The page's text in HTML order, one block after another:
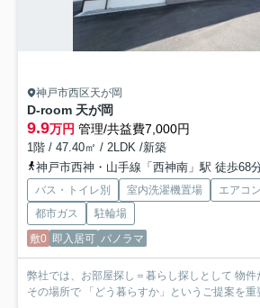
神戸市西区天が岡
D-room 天が岡
9.9万円 管理/共益費7,000円
1階 / 47.40㎡ / 2LDK /新築
神戸市西神・山手線「西神南」駅 徒歩68
バス・トイレ別 室内洗濯機置場 エアコン
都市ガス
駐輪場
敷0 即入居可 パノラマ
弊社では、お部屋探し＝暮らし探しとして 物
その場所で 「どう暮らすか」というご提案を重